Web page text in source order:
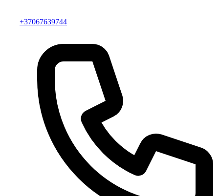
+37067639744